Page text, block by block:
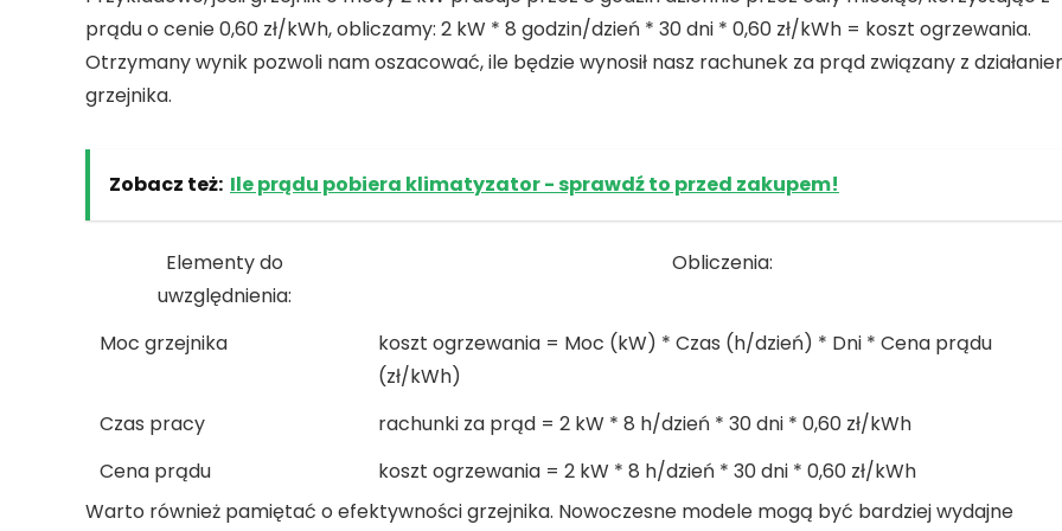
prądu o cenie 0,60 zł/kWh, obliczamy: 2 kW * 8 godzin/dzień * 30 dni * 0,60 zł/kWh = koszt ogrzewania.
Otrzymany wynik pozwoli nam oszacować, ile będzie wynosił nasz rachunek za prąd związany z
grzejnika.
Zobacz też: Ile prądu pobiera klimatyzator - sprawdź to przed zakupem!
Elementy do
uwzględnienia:
Obliczenia:
Moc grzejnika koszt ogrzewania = Moc (kW) * Czas (h/dzień) * Dni * Cena prądu
(zł/kWh)
Czas pracy
rachunki za prąd = 2 kW * 8 h/dzień * 30 dni * 0,60 zł/kWh
Cena prądu
koszt ogrzewania = 2 kW * 8 h/dzień * 30 dni * 0,60 zł/kWh
Warto również pamiętać o efektywności grzejnika. Nowoczesne modele mogą być bardziej wydajne